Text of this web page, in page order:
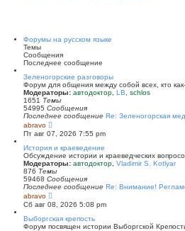
Форумы на русском языке
Темы
Сообщения
Последнее сообщение
Зеленогорские разговоры
Форум для общения между собой всех, кто
Модераторы: автодоктор LB
schlos
1651 Темы
54995 Сообщения
Последнее сообщение Re: Зеленогорская
abravo
е
р
е
й
т
и
к
п
с
л
е
д
Пт авг 07, 2026 7:55 pm
История и краеведение
Обсуждение истории и краеведческих
Модераторы: автодоктор Vladimir S. Kotlyar
876 Темы
59468 Сообщения
Последнее сообщение Re: Внимание!
abravo
е
р
е
й
Сб авг 08, 2026 5:08 pm
Выборгская крепость
Форум посвящен истории Выборгской